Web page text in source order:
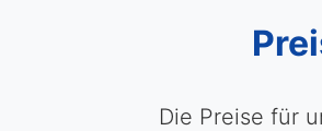
Die Preise für